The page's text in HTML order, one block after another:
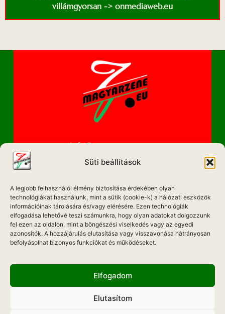
Süti beállítások
A legjobb felhasználói élmény biztosítása érdekében olyan
technológiákat használunk, mint a sütik (cookie-k) a hálózati eszközök
információinak tárolására és/vagy elérésére. Ezen technológiák
elfogadása lehetővé teszi számunkra, hogy olyan adatokat dolgozzunk
fel ezen az oldalon, mint a böngészési viselkedés vagy az egyedi
azonosítók. A hozzájárulás elutasítása vagy visszavonása hátrányosan
befolyásolhat bizonyos funkciókat és működéseket.
Elfogadom
Elutasítom
villámgyorsan -> onmediaweb.eu
info@magyarzene.eu
IMPRESSZUM
ETIKAI KÓDEX
MÉDIA AJÁNLAT
ADATKEZELÉSI NYILATKOZAT
Hadd Szóljon!